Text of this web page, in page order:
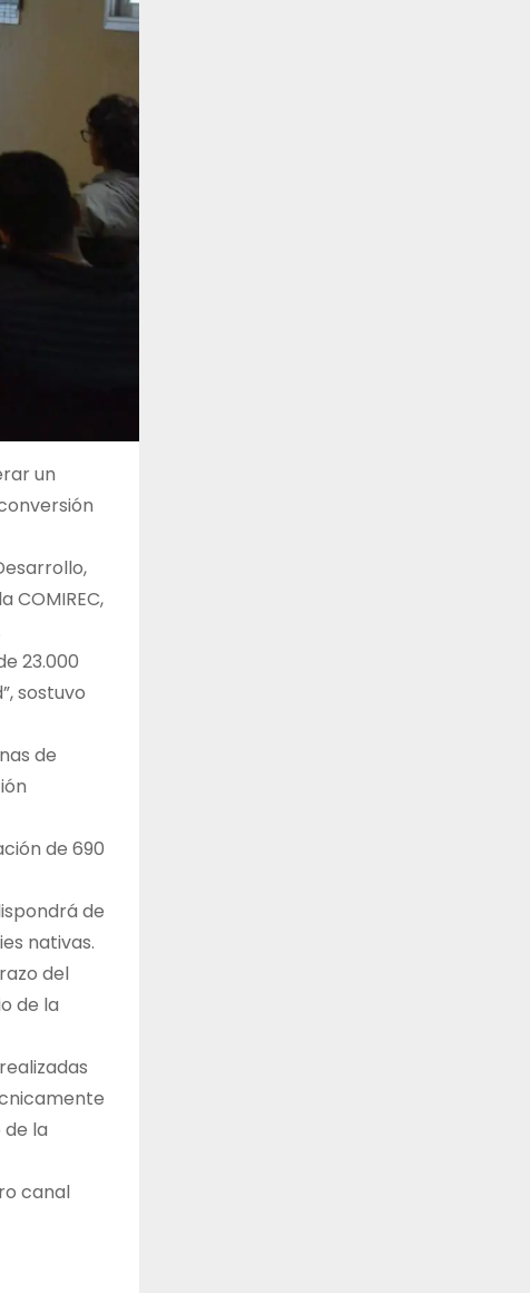
un
23.000
sostuvo
de
de 690
de
nativas.
del
de la
la
canal